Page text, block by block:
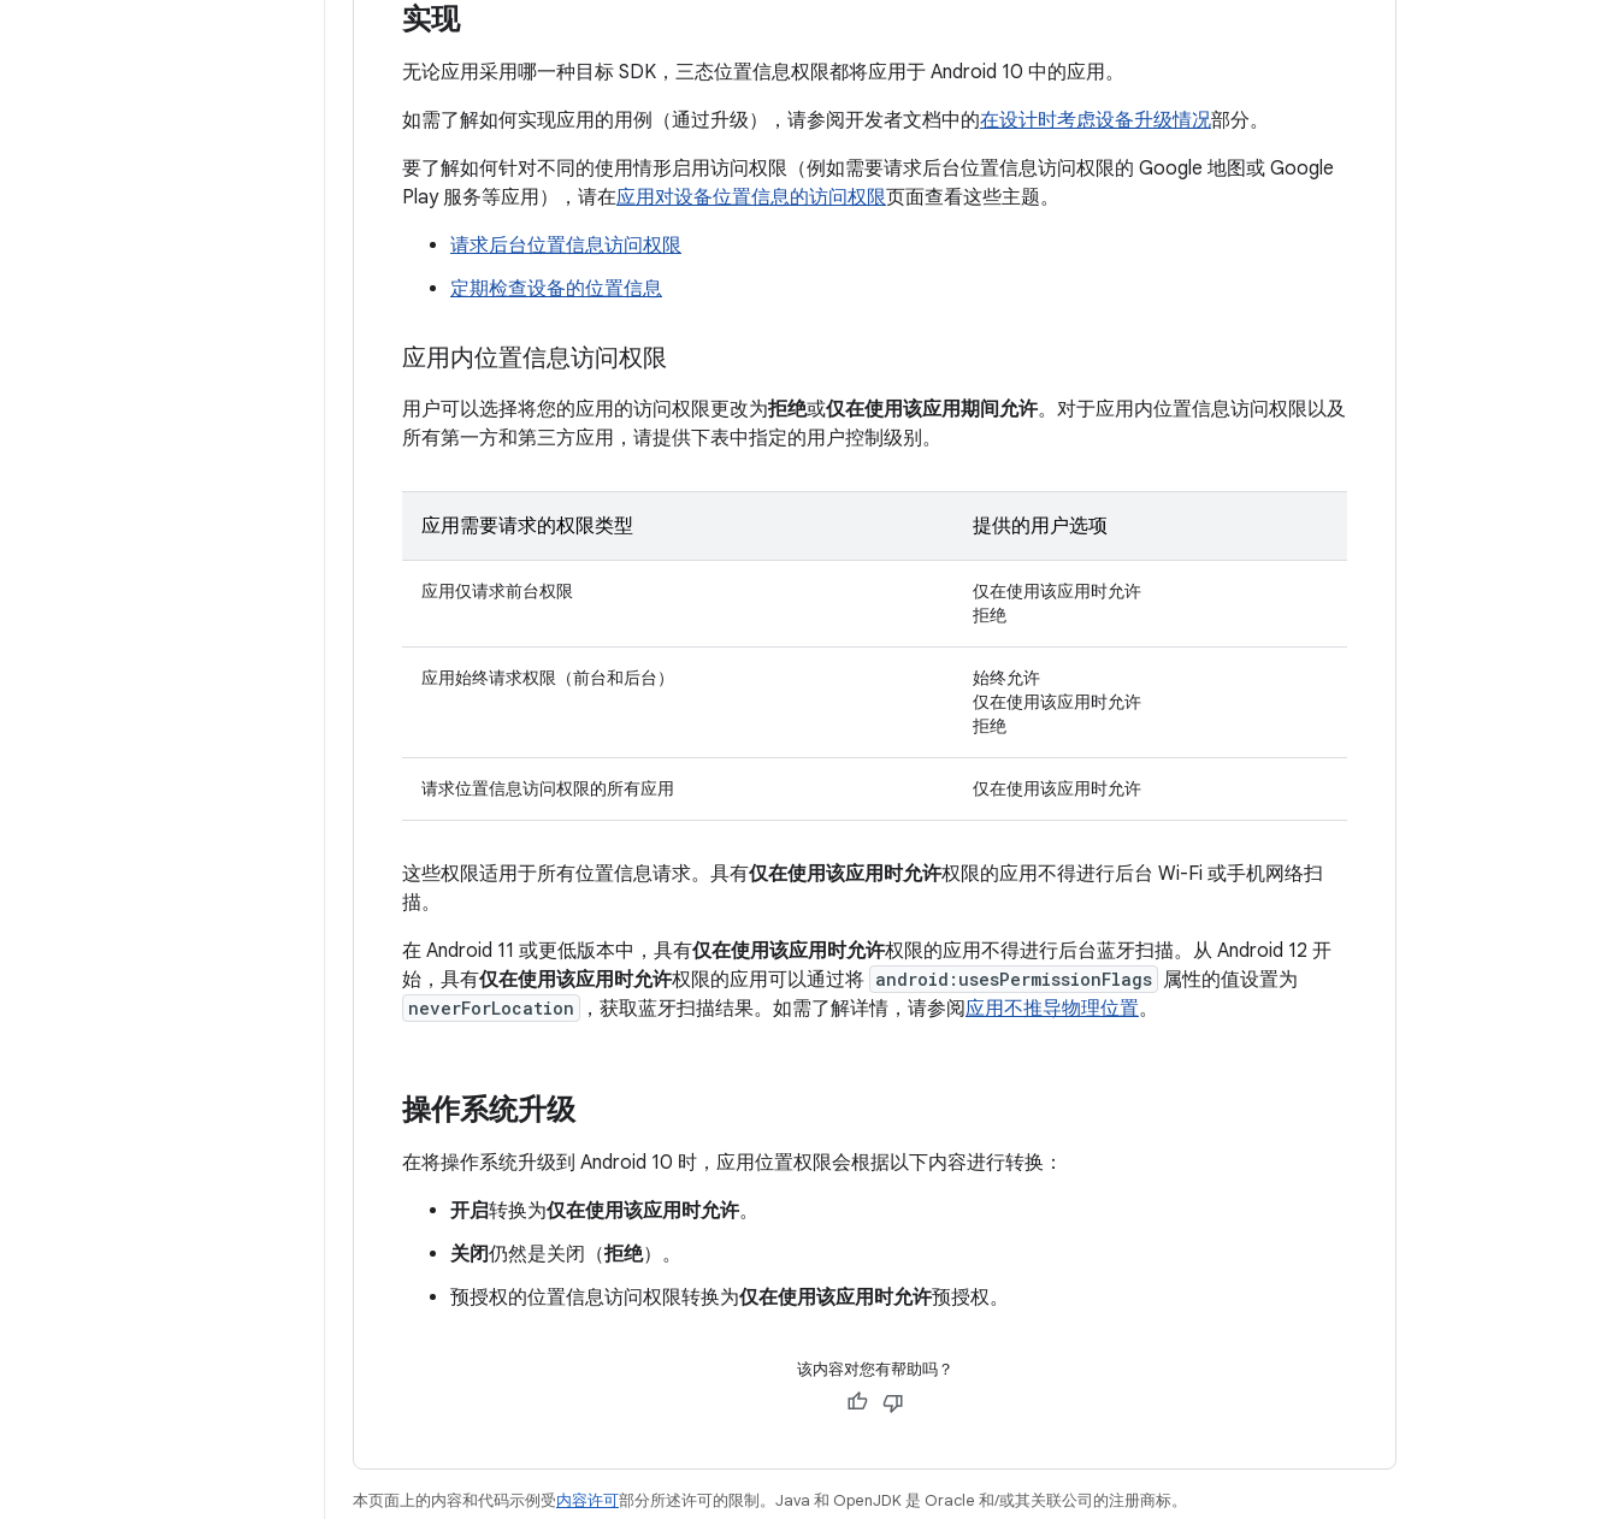
实现
无论应用采用哪一种目标 SDK，三态位置信息权限都将应用于 Android 10 中的应用。
如需了解如何实现应用的用例（通过升级），请参阅开发者文档中的在设计时考虑设备升级情况部分。
要了解如何针对不同的使用情形启用访问权限（例如需要请求后台位置信息访问权限的 Google 地图或 Google
Play 服务等应用），请在应用对设备位置信息的访问权限页面查看这些主题。
请求后台位置信息访问权限
定期检查设备的位置信息
应用内位置信息访问权限
用户可以选择将您的应用的访问权限更改为拒绝或仅在使用该应用期间允许。对于应用内位置信息访问权限以及
所有第一方和第三方应用，请提供下表中指定的用户控制级别。
应用需要请求的权限类型 提供的用户选项
应用仅请求前台权限
仅在使用该应用时允许
拒绝
应用始终请求权限（前台和后台）
始终允许
仅在使用该应用时允许
拒绝
请求位置信息访问权限的所有应用 仅在使用该应用时允许
这些权限适用于所有位置信息请求。具有仅在使用该应用时允许权限的应用不得进行后台 Wi-Fi 或手机网络扫
描。
在 Android 11 或更低版本中，具有仅在使用该应用时允许权限的应用不得进行后台蓝牙扫描。从 Android 12 开
始，具有仅在使用该应用时允许权限的应用可以通过将 android:usesPermissionFlags 属性的值设置为
neverForLocation ，获取蓝牙扫描结果。如需了解详情，请参阅应用不推导物理位置。
操作系统升级
在将操作系统升级到 Android 10 时，应用位置权限会根据以下内容进行转换：
开启转换为仅在使用该应用时允许。
关闭仍然是关闭（拒绝）。
预授权的位置信息访问权限转换为仅在使用该应用时允许预授权。
该内容对您有帮助吗？
本页面上的内容和代码示例受内容许可部分所述许可的限制。Java 和 OpenJDK 是 Oracle 和/或其关联公司的注册商标。